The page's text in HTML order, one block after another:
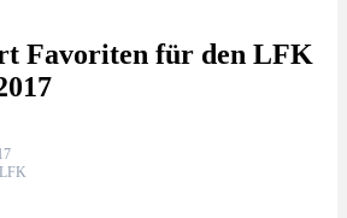
Favoriten für den LFK